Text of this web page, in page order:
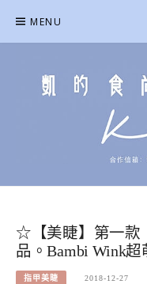
content
MENU
☆【美睫】第一款
品。Bambi Wink
指甲美睫 2018-12-27